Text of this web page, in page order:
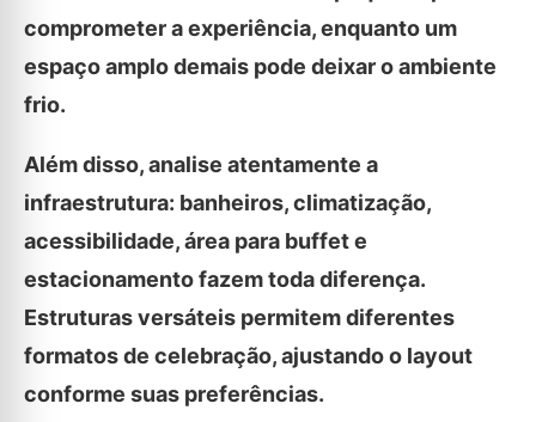
comprometer a experiência, enquanto um
espaço amplo demais pode deixar o ambiente
frio.
Além disso, analise atentamente a
infraestrutura: banheiros, climatização,
acessibilidade, área para buffet e
estacionamento fazem toda diferença.
Estruturas versáteis permitem diferentes
formatos de celebração, ajustando o layout
conforme suas preferências.